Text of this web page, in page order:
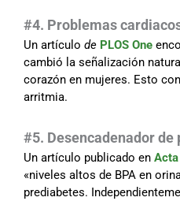
#4. Problemas
Un artículo de PLOS One
cambió la señalización
corazón en mujeres. Esto
arritmia.
#5. Desencadenador de
Un artículo publicado en
«niveles altos de BPA en
prediabetes.